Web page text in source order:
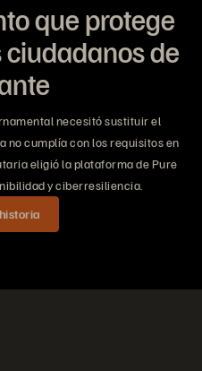
que protege
ciudadanos de
necesitó sustituir el
no cumplía con los requisitos en
eligió la plataforma de Pure
y ciberresiliencia.